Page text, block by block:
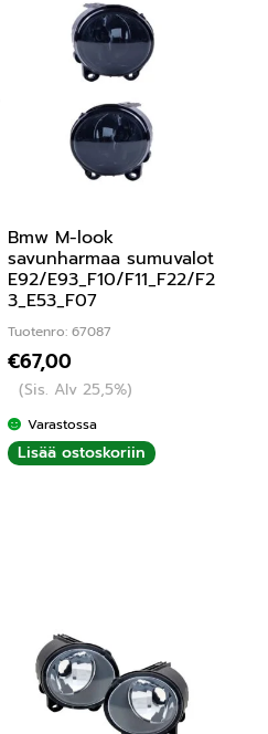
Bmw M-look
savunharmaa sumuvalot
E92/E93_F10/F11_F22/F2
3_E53_F07
Tuotenro: 67087
€67,00
(Sis. Alv 25,5%)
Varastossa
Lisää ostoskoriin